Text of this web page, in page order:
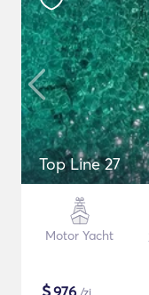
Top Line 27
Motor Yacht
976